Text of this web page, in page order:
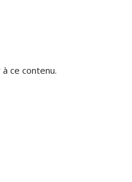
ce contenu.